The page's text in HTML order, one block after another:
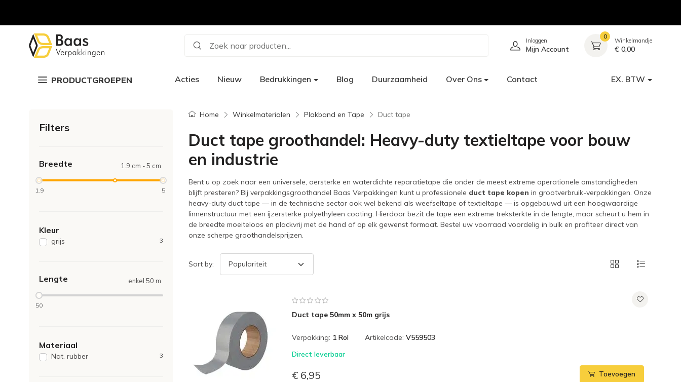
Zoek naar producten... Inloggen
Mijn Account
0
Winkelmandje
€ 0,00
PRODUCTGROEPEN Acties Nieuw Bedrukkingen Blog Duurzaamheid Over Ons Contact EX. BTW
Filters
Breedte 1.9 cm - 5 cm
1.9 5
Kleur
grijs 3
Lengte enkel 50 m
50
Materiaal
Nat. rubber 3
Home Winkelmaterialen Plakband en Tape Duct tape
Duct tape groothandel: Heavy-duty textieltape voor bouw
en industrie
Bent u op zoek naar een universele, oersterke en waterdichte reparatietape die onder de meest extreme operationele omstandigheden
blijft presteren? Bij verpakkingsgroothandel Baas Verpakkingen kunt u professionele duct tape kopen in grootverbruik-verpakkingen. Onze
heavy-duty duct tape — in de technische sector ook wel bekend als weefseltape of textieltape — is opgebouwd uit een hoogwaardige
linnenstructuur met een ijzersterke polyethyleen coating. Hierdoor bezit de tape een extreme treksterkte in de lengte, maar scheurt u hem in
de breedte moeiteloos en plackvrij met de hand af op elk gewenst formaat. Bestel uw voorraad voordelig in bulk en profiteer direct van
onze scherpe groothandelsprijzen.
Sort by:
Duct tape 50mm x 50m grijs
Verpakking: 1 Rol Artikelcode: V559503
Direct leverbaar
€ 6,95 Toevoegen